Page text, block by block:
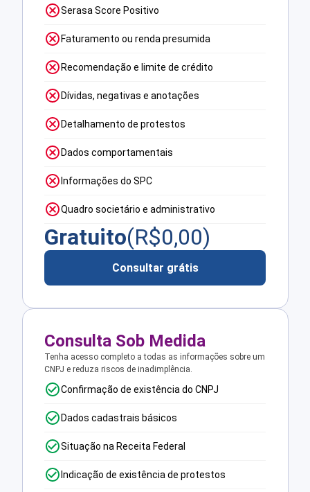
Serasa Score Positivo
Faturamento ou renda presumida
Recomendação e limite de crédito
Dívidas, negativas e anotações
Detalhamento de protestos
Dados comportamentais
Informações do SPC
Quadro societário e administrativo
Gratuito(R$0,00)
Consultar grátis
Consulta Sob Medida
Tenha acesso completo a todas as informações sobre um
CNPJ e reduza riscos de inadimplência.
Confirmação de existência do CNPJ
Dados cadastrais básicos
Situação na Receita Federal
Indicação de existência de protestos